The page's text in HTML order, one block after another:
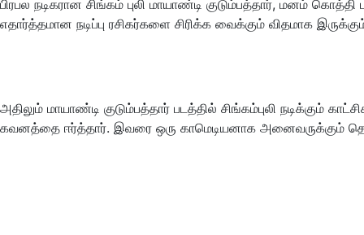
பிரபல நடிகரான சிங்கம் புலி மாயாண்டி குடும்பத்தார், மனம்
எதார்த்தமான நடிப்பு ரசிகர்களை சிரிக்க வைக்கும் விதமாக
அதிலும் மாயாண்டி குடும்பத்தார் படத்தில் சிங்கம்புலி நடிக்கும்
கவனத்தை ஈர்த்தார். இவரை ஒரு காமெடியனாக அனைவருக்கும்